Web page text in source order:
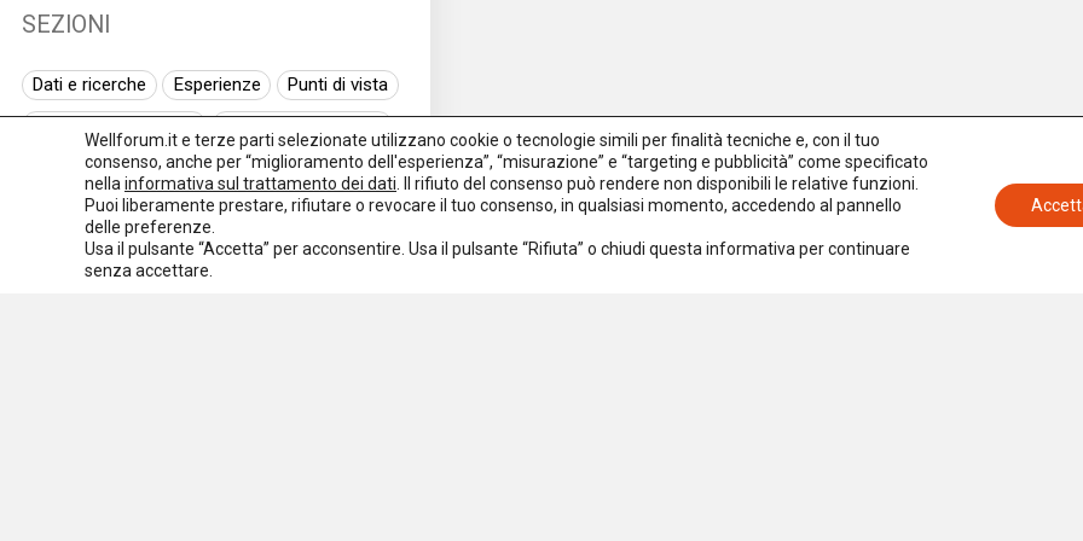
SEZIONI
Dati e ricerche Esperienze
Punti di vista
Normativa europea
Rassegna normativa
I seminari di Welforum
Eventi
Spazio ai promotori
Wellforum.it e terze parti selezionate utilizzano cookie o tecnologie simili per finalità tecniche e, con il tuo
consenso, anche per “miglioramento dell'esperienza”, “misurazione” e “targeting e pubblicità” come specificato
nella informativa sul trattamento dei dati . Il rifiuto del consenso può rendere non disponibili le relative funzioni.
Puoi liberamente prestare, rifiutare o revocare il tuo consenso, in qualsiasi momento, accedendo al pannello
delle preferenze.
Usa il pulsante “Accetta” per acconsentire. Usa il pulsante “Rifiuta” o chiudi questa informativa per continuare
senza accettare.